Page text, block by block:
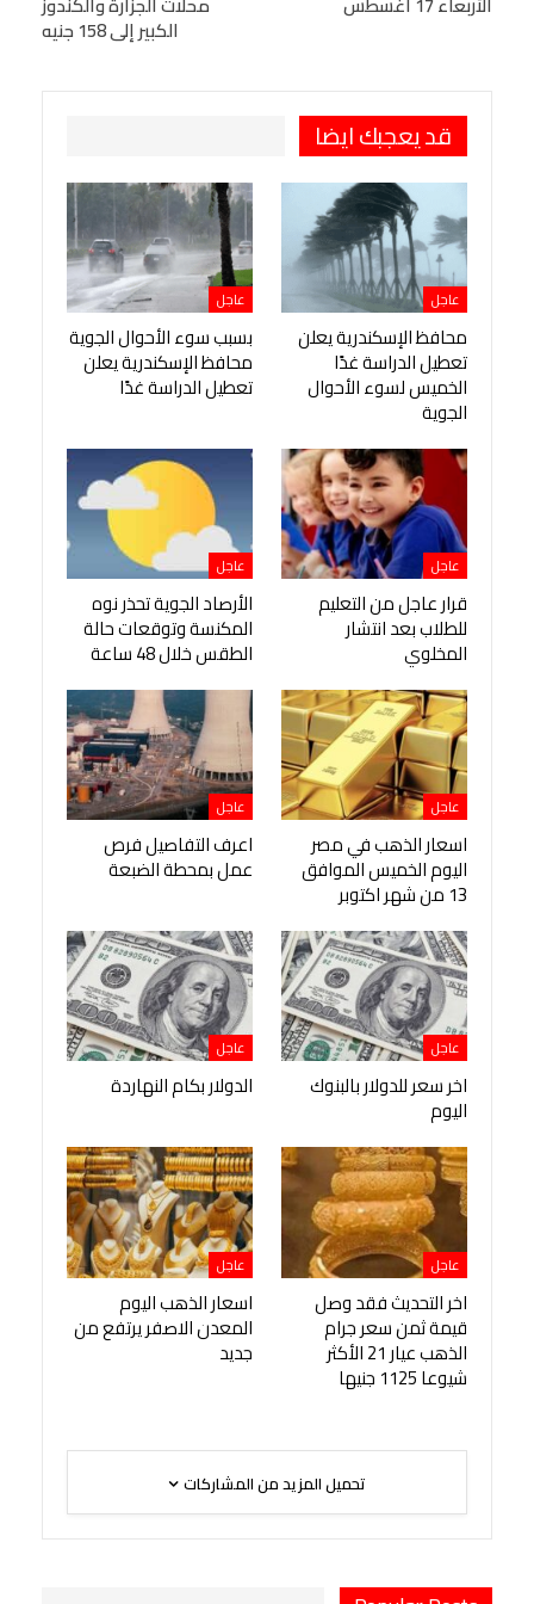
Digg
LINE
BlackBerry
Viber
الكبير إلى 158 جنيه
قد يعجبك ايضا
عاجل
محافظ الإسكندرية يعلن
تعطيل الدراسة غدًا
الخميس لسوء الأحوال
الجوية
عاجل
بسبب سوء الأحوال الجوية
محافظ الإسكندرية يعلن
تعطيل الدراسة غدًا
عاجل
قرار عاجل من التعليم
للطلاب بعد انتشار
المخلوي
عاجل
الأرصاد الجوية تحذر نوه
المكنسة وتوقعات حالة
الطقس خلال 48 ساعة
عاجل
اسعار الذهب في مصر
اليوم الخميس الموافق
13 من شهر اكتوبر
عاجل
اعرف التفاصيل فرص
عمل بمحطة الضبعة
عاجل
اخر سعر للدولار بالبنوك
اليوم
عاجل
الدولار بكام النهاردة
عاجل
اخر التحديث فقد وصل
قيمة ثمن سعر جرام
الذهب عيار 21 الأكثر
شيوعا 1125 جنيها
عاجل
اسعار الذهب اليوم
المعدن الاصفر يرتفع من
جديد
تحميل المزيد من المشاركات